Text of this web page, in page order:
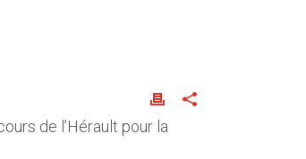
de l’Hérault pour la